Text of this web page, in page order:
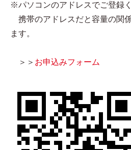
※パソコンのアドレスでご登録く
携帯のアドレスだと容量の関
ます。
＞＞ お申込みフォーム